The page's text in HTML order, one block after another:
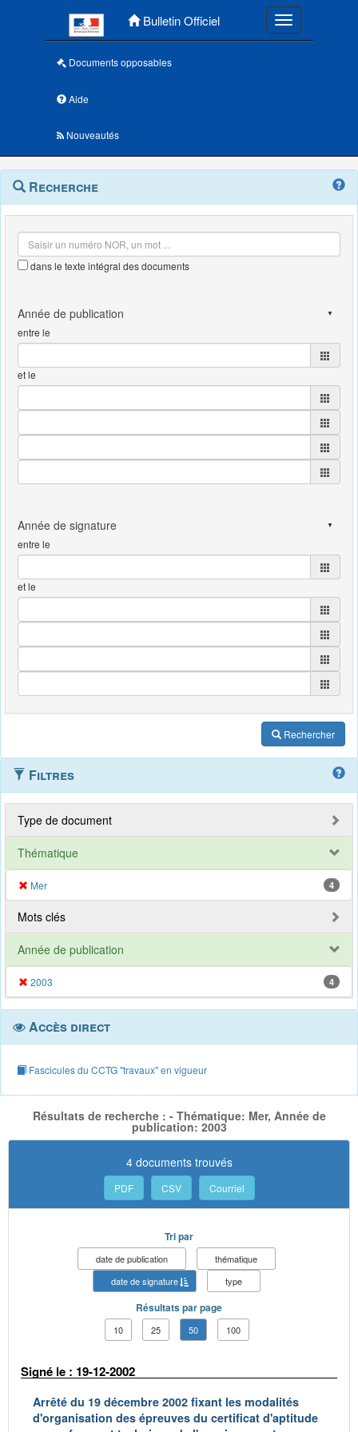
Bulletin Officiel Toggle
Documents opposables
Aide
Nouveautés
Navigation
outils
Menu
contextuel
Recherche
dans le texte intégral des documents
entre le
et le
entre le
et le
Rechercher
Filtres
Type de document
Thématique
Mer 4
Mots clés
Année de publication
2003 4
Accès direct
Fascicules du CCTG "travaux" en vigueur
Résultats de recherche : - Thématique: Mer, Année de
publication: 2003
4 documents trouvés
PDF CSV Courriel
Tri par
date de publication
thématique
date de signature
type
Résultats par page
10 25 50 100
Signé le : 19-12-2002
Arrêté du 19 décembre 2002 fixant les modalités
d'organisation des épreuves du certificat d'aptitude